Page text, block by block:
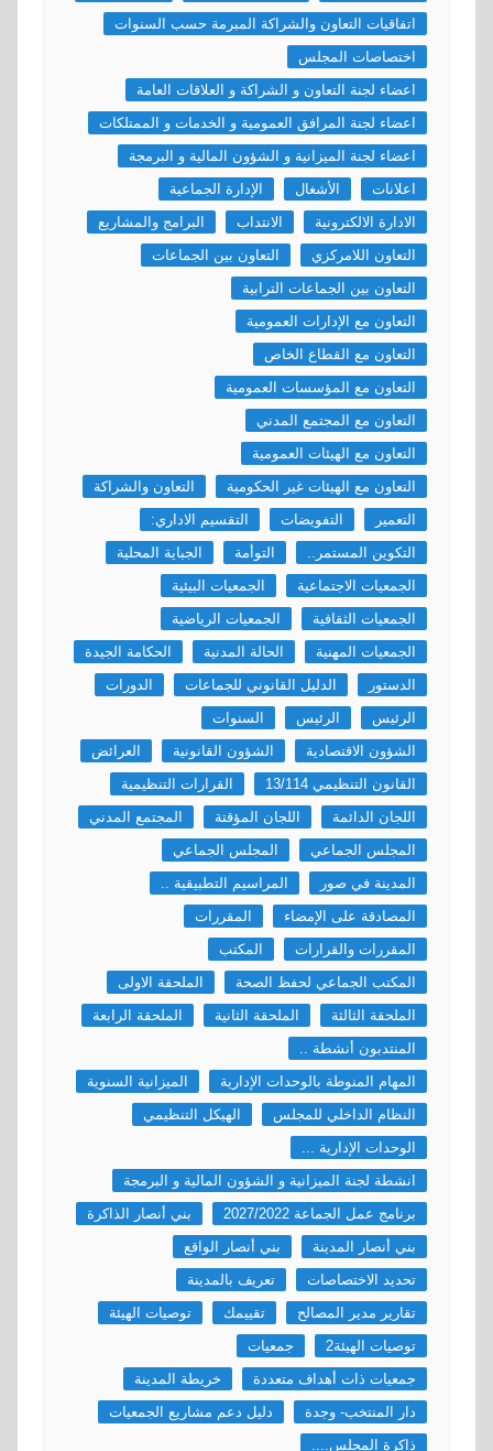
اتفاقيات التعاون والشراكة المبرمة حسب السنوات
اختصاصات المجلس
اعضاء لجنة التعاون و الشراكة و العلاقات العامة
اعضاء لجنة المرافق العمومية و الخدمات و الممتلكات
اعضاء لجنة الميزانية و الشؤون المالية و البرمجة
اعلانات
الأشغال
الإدارة الجماعية
الادارة الالكترونية
الانتداب
البرامج والمشاريع
التعاون اللامركزي
التعاون بين الجماعات
التعاون بين الجماعات الترابية
التعاون مع الإدارات العمومية
التعاون مع القطاع الخاص
التعاون مع المؤسسات العمومية
التعاون مع المجتمع المدني
التعاون مع الهيئات العمومية
التعاون مع الهيئات غير الحكومية
التعاون والشراكة
التعمير
التفويضات
التقسيم الاداري:
التكوين المستمر..
التوأمة
الجباية المحلية
الجمعيات الاجتماعية
الجمعيات البيئية
الجمعيات الثقافية
الجمعيات الرياضية
الجمعيات المهنية
الحالة المدنية
الحكامة الجيدة
الدستور
الدليل القانوني للجماعات
الدورات
الرئيس
الرئيس
السنوات
الشؤون الاقتصادية
الشؤون القانونية
العرائض
القانون التنظيمي 13/114
القرارات التنظيمية
اللجان الدائمة
اللجان المؤقتة
المجتمع المدني
المجلس الجماعي
المجلس الجماعي
المدينة في صور
المراسيم التطبيقية ..
المصادقة على الإمضاء
المقررات
المقررات والقرارات
المكتب
المكتب الجماعي لحفظ الصحة
الملحقة الاولى
الملحقة الثالثة
الملحقة الثانية
الملحقة الرابعة
المنتدبون أنشطة ..
المهام المنوطة بالوحدات الإدارية
الميزانية السنوية
النظام الداخلي للمجلس
الهيكل التنظيمي
الوحدات الإدارية ...
انشطة لجنة الميزانية و الشؤون المالية و البرمجة
برنامج عمل الجماعة 2027/2022
بني أنصار الذاكرة
بني أنصار المدينة
بني أنصار الواقع
تحديد الاختصاصات
تعريف بالمدينة
تقارير مدير المصالح
تقييمك
توصيات الهيئة
توصيات الهيئة2
جمعيات
جمعيات ذات أهداف متعددة
خريطة المدينة
دار المنتخب- وجدة
دليل دعم مشاريع الجمعيات
ذاكرة المجلس....